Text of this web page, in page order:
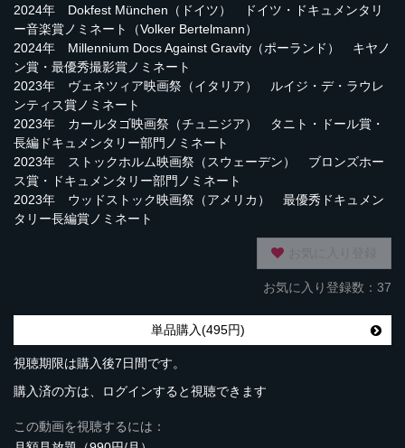
2024年 Dokfest München（ドイツ） ドイツ・ドキュメンタリ
ー音楽賞ノミネート（Volker Bertelmann）
2024年 Millennium Docs Against Gravity（ポーランド） キヤノ
ン賞・最優秀撮影賞ノミネート
2023年 ヴェネツィア映画祭（イタリア） ルイジ・デ・ラウレ
ンティス賞ノミネート
2023年 カールタゴ映画祭（チュニジア） タニト・ドール賞・
長編ドキュメンタリー部門ノミネート
2023年 ストックホルム映画祭（スウェーデン） ブロンズホー
ス賞・ドキュメンタリー部門ノミネート
2023年 ウッドストック映画祭（アメリカ） 最優秀ドキュメン
タリー長編賞ノミネート
お気に入り登録数：37
単品購入(495円)
視聴期限は購入後7日間です。
購入済の方は、ログインすると視聴できます
この動画を視聴するには：